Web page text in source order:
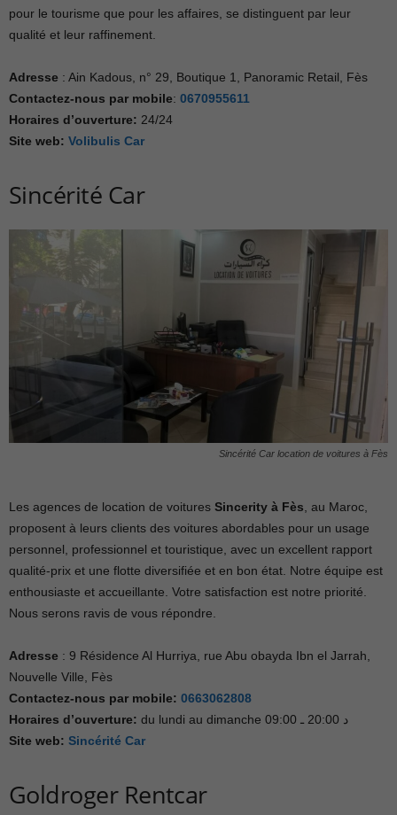
pour le tourisme que pour les affaires, se distinguent par leur
qualité et leur raffinement.
Adresse : Ain Kadous, n° 29, Boutique 1, Panoramic Retail, Fès
Contactez-nous par mobile: 0670955611
Horaires d’ouverture: 24/24
Site web: Volibulis Car
Sincérité Car
Sincérité Car location de voitures à Fès
Les agences de location de voitures Sincerity à Fès , au Maroc,
proposent à leurs clients des voitures abordables pour un usage
personnel, professionnel et touristique, avec un excellent rapport
qualité-prix et une flotte diversifiée et en bon état. Notre équipe est
enthousiaste et accueillante. Votre satisfaction est notre priorité.
Nous serons ravis de vous répondre.
Adresse : 9 Résidence Al Hurriya, rue Abu obayda Ibn el Jarrah,
Nouvelle Ville, Fès
Contactez-nous par mobile: 0663062808
Horaires d’ouverture:
du lundi au dimanche د 20:00 ـ 09:00
Site web: Sincérité Car
Goldroger Rentcar